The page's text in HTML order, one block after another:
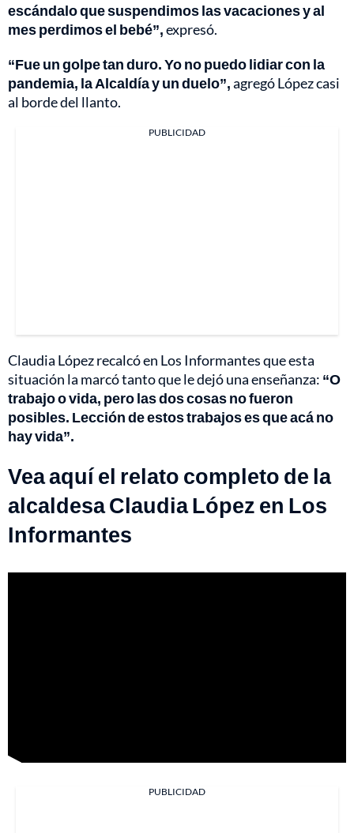
escándalo que suspendimos las vacaciones y al
mes perdimos el bebé”,expresó.
“Fue un golpe tan duro. Yo no puedo lidiar con la
pandemia, la Alcaldía y un duelo”,agregó López casi
al borde del llanto.
PUBLICIDAD
Claudia López recalcó en Los Informantes que esta
situación la marcó tanto que le dejó una enseñanza: “O
trabajo o vida, pero las dos cosas no fueron
posibles. Lección de estos trabajos es que acá no
hay vida”.
Vea aquí el relato completo de la
alcaldesa Claudia López en Los
Informantes
PUBLICIDAD